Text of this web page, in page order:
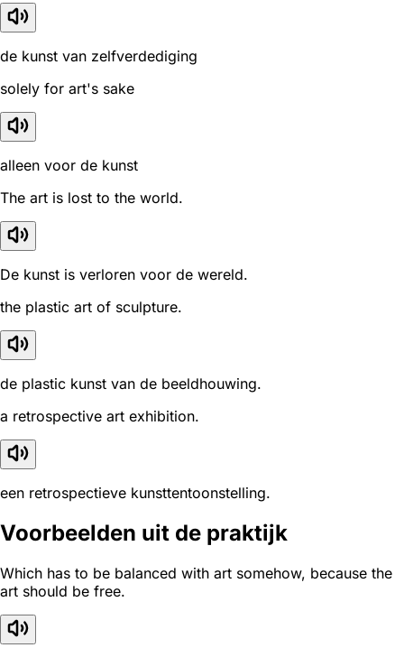
de kunst van zelfverdediging
solely for art's sake
alleen voor de kunst
The art is lost to the world.
De kunst is verloren voor de wereld.
the plastic art of sculpture.
de plastic kunst van de beeldhouwing.
a retrospective art exhibition.
een retrospectieve kunsttentoonstelling.
Voorbeelden uit de praktijk
Which has to be balanced with art somehow, because the
art should be free.